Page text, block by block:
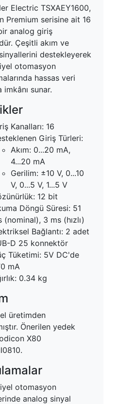
Electric TSXAEY1600,
Premium serisine ait 16
analog giriş
Çeşitli akım ve
destekleyerek
otomasyon
hassas veri
sunar.
Kanalları: 16
Giriş Türleri:
Akım: 0...20 mA,
4...20 mA
Gerilim: ±10 V, 0...10
V, 0...5 V, 1...5 V
12 bit
Döngü Süresi: 51
(nominal), 3 ms (hızlı)
Bağlantı: 2 adet
D 25 konnektör
Tüketimi: 5V DC'de
mA
0.34 kg
üretimden
Önerilen yedek
X80
otomasyon
analog sinyal